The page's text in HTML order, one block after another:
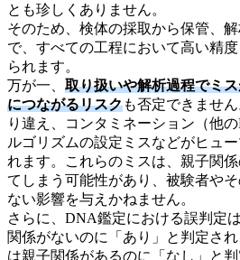
とも珍しくありません。
そのため、検体の採取から保管、
で、すべての工程において高い精
られます。
万が一、 取り扱いや解析過程でミ
につながるリスクも否定できませ
り違え、コンタミネーション（他
ルゴリズムの設定ミスなどがヒュ
れます。これらのミスは、親子関
てしまう可能性があり、被験者や
ない影響を与えかねません。
さらに、DNA鑑定における誤判定
関係がないのに「あり」と判定さ
は親子関係があるのに「なし」と